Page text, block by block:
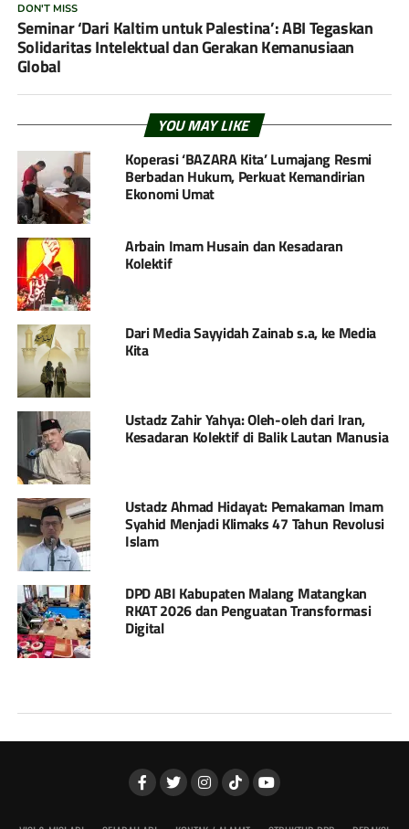
DON'T MISS
Seminar ‘Dari Kaltim untuk Palestina’: ABI Tegaskan
Solidaritas Intelektual dan Gerakan Kemanusiaan
Global
YOU MAY LIKE
Koperasi ‘BAZARA Kita’ Lumajang Resmi
Berbadan Hukum, Perkuat Kemandirian
Ekonomi Umat
Arbain Imam Husain dan Kesadaran
Kolektif
Dari Media Sayyidah Zainab s.a, ke Media
Kita
Ustadz Zahir Yahya: Oleh-oleh dari Iran,
Kesadaran Kolektif di Balik Lautan Manusia
Ustadz Ahmad Hidayat: Pemakaman Imam
Syahid Menjadi Klimaks 47 Tahun Revolusi
Islam
DPD ABI Kabupaten Malang Matangkan
RKAT 2026 dan Penguatan Transformasi
Digital